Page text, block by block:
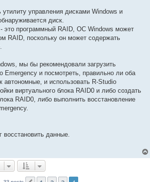
управления дисками Windows и
диск.
это программный RAID, ОС Windows может
RAID, поскольку он может содержать
мы бы рекомендовали загрузить
Emergency и посмотреть, правильно ли оба
автономные, и использовать R-Studio
виртуального блока RAID0 и либо создать
RAID0, либо выполнить восстановление
данные.